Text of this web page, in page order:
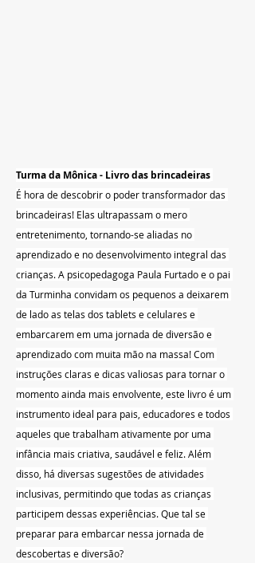
Turma da Mônica - Livro das brincadeiras
É hora de descobrir o poder transformador das
brincadeiras! Elas ultrapassam o mero
entretenimento, tornando-se aliadas no
aprendizado e no desenvolvimento integral das
crianças. A psicopedagoga Paula Furtado e o pai
da Turminha convidam os pequenos a deixarem
de lado as telas dos tablets e celulares e
embarcarem em uma jornada de diversão e
aprendizado com muita mão na massa! Com
instruções claras e dicas valiosas para tornar o
momento ainda mais envolvente, este livro é um
instrumento ideal para pais, educadores e todos
aqueles que trabalham ativamente por uma
infância mais criativa, saudável e feliz. Além
disso, há diversas sugestões de atividades
inclusivas, permitindo que todas as crianças
participem dessas experiências. Que tal se
preparar para embarcar nessa jornada de
descobertas e diversão?